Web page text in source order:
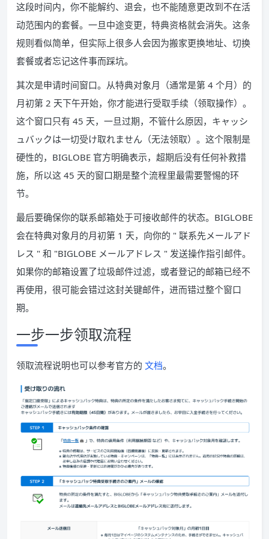
这段时间内，你不能解约、退会，也不能随意更改到不在活
动范围内的套餐。一旦中途变更，特典资格就会消失。这条
规则看似简单，但实际上很多人会因为搬家更换地址、切换
套餐或者忘记这件事而踩坑。
其次是申请时间窗口。从特典对象月（通常是第 4 个月）的
月初第 2 天下午开始，你才能进行受取手续（领取操作）。
这个窗口只有 45 天，一旦过期，不管什么原因，キャッシ
ュバックは一切受け取れません（无法领取）。这个限制是
硬性的，BIGLOBE 官方明确表示，超期后没有任何补救措
施，所以这 45 天的窗口期是整个流程里最需要警惕的环
节。
最后要确保你的联系邮箱处于可接收邮件的状态。BIGLOBE
会在特典对象月的月初第 1 天，向你的 " 联系先メールアド
レス " 和 "BIGLOBE メールアドレス " 发送操作指引邮件。
如果你的邮箱设置了垃圾邮件过滤，或者登记的邮箱已经不
再使用，很可能会错过这封关键邮件，进而错过整个窗口
期。
一步一步领取流程
领取流程说明也可以参考官方的 文档。